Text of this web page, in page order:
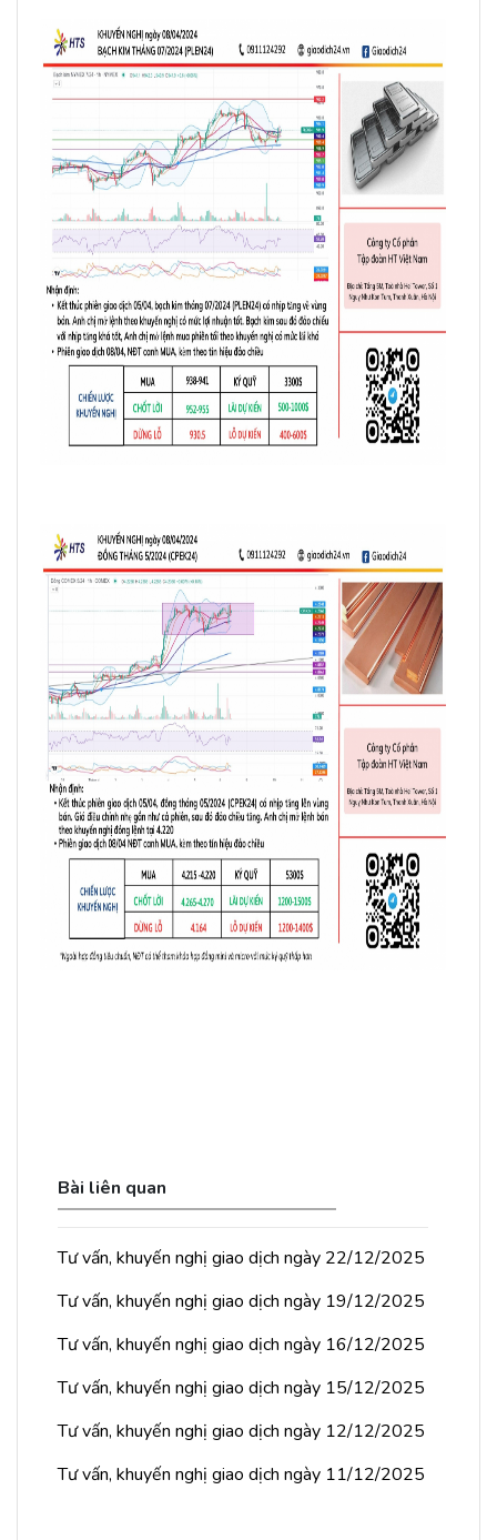
Bài liên quan
Tư vấn, khuyến nghị giao dịch ngày 22/12/2025
Tư vấn, khuyến nghị giao dịch ngày 19/12/2025
Tư vấn, khuyến nghị giao dịch ngày 16/12/2025
Tư vấn, khuyến nghị giao dịch ngày 15/12/2025
Tư vấn, khuyến nghị giao dịch ngày 12/12/2025
Tư vấn, khuyến nghị giao dịch ngày 11/12/2025